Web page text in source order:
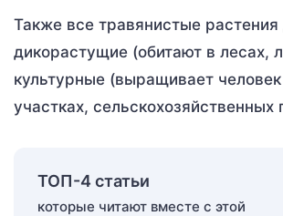
Также все травянистые растения
дикорастущие (обитают в лесах,
культурные (выращивает
участках, сельскохозяйственных
ТОП-4 статьи
которые читают вместе с этой